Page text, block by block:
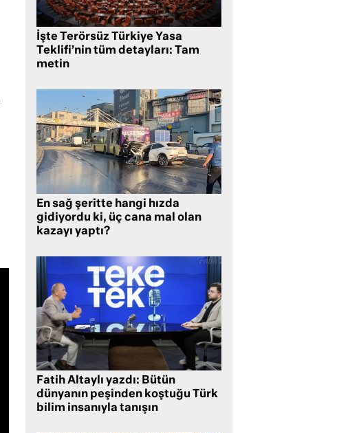
İşte Terörsüz Türkiye Yasa
Teklifi’nin tüm detayları: Tam
metin
En sağ şeritte hangi hızda
gidiyordu ki, üç cana mal olan
kazayı yaptı?
Fatih Altaylı yazdı: Bütün
dünyanın peşinden koştuğu Türk
bilim insanıyla tanışın